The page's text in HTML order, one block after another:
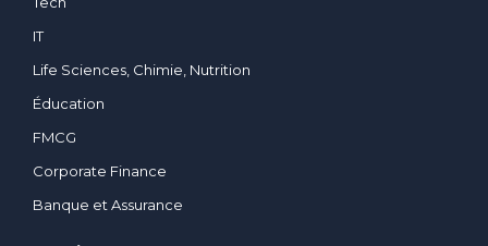
IT
Life Sciences, Chimie, Nutrition
Éducation
FMCG
Corporate Finance
Banque et Assurance